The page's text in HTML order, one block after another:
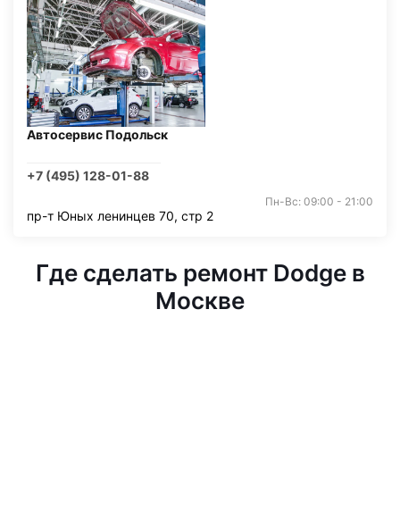
Автосервис Подольск
+7 (495) 128-01-88
Пн-Вс: 09:00 - 21:00
пр-т Юных ленинцев 70, стр 2
Где сделать ремонт Dodge в
Москве